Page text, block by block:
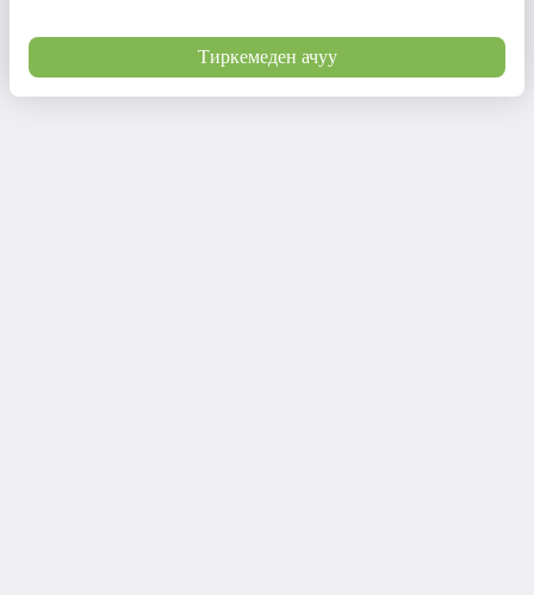
Тиркемеден ачуу